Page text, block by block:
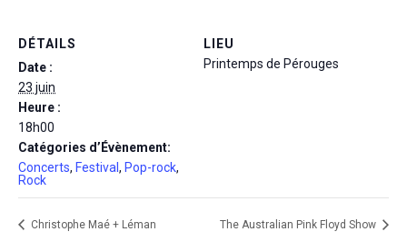
DÉTAILS
Date :
23 juin
Heure :
18h00
Catégories d’Évènement:
Concerts, Festival, Pop-rock,
Rock
LIEU
Printemps de Pérouges
Christophe Maé + Léman The Australian Pink Floyd Show